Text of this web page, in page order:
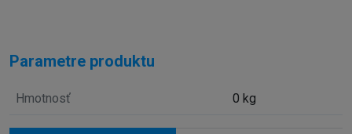
Parametre produktu
Hmotnosť 0 kg